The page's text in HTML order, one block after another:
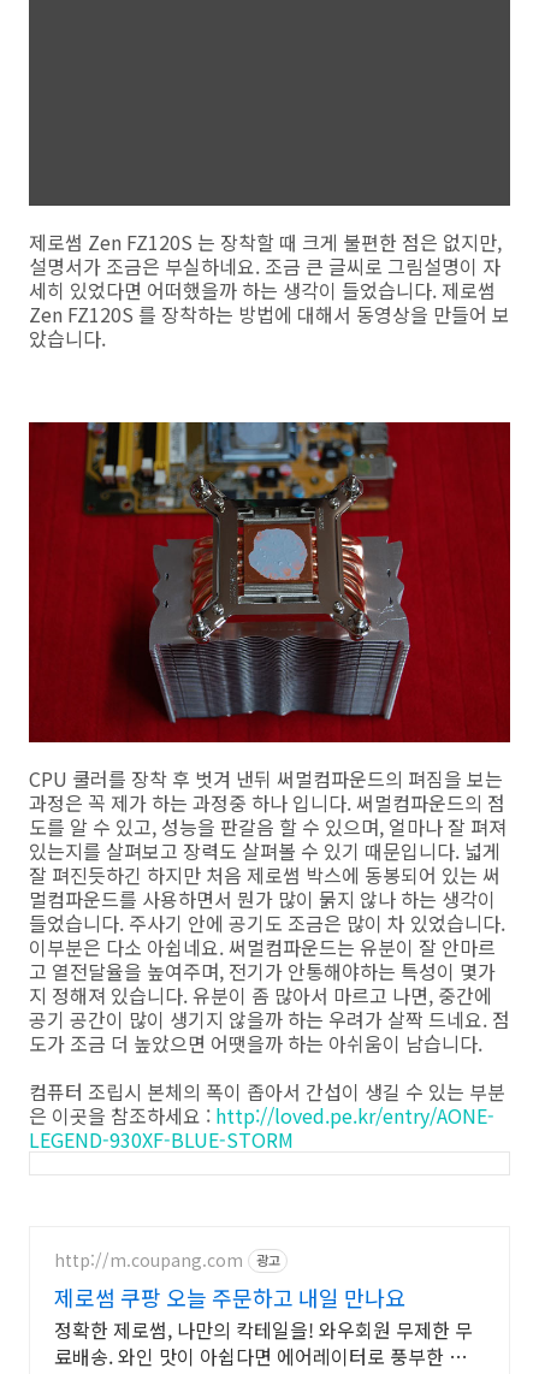
제로썸 Zen FZ120S 는 장착할 때 크게 불편한 점은 없지만,
설명서가 조금은 부실하네요. 조금 큰 글씨로 그림설명이 자
세히 있었다면 어떠했을까 하는 생각이 들었습니다. 제로썸
Zen FZ120S 를 장착하는 방법에 대해서 동영상을 만들어 보
았습니다.
CPU 쿨러를 장착 후 벗겨 낸뒤 써멀컴파운드의 펴짐을 보는
과정은 꼭 제가 하는 과정중 하나 입니다. 써멀컴파운드의 점
도를 알 수 있고, 성능을 판갈음 할 수 있으며, 얼마나 잘 펴져
있는지를 살펴보고 장력도 살펴볼 수 있기 때문입니다. 넓게
잘 펴진듯하긴 하지만 처음 제로썸 박스에 동봉되어 있는 써
멀컴파운드를 사용하면서 뭔가 많이 묽지 않나 하는 생각이
들었습니다. 주사기 안에 공기도 조금은 많이 차 있었습니다.
이부분은 다소 아쉽네요. 써멀컴파운드는 유분이 잘 안마르
고 열전달율을 높여주며, 전기가 안통해야하는 특성이 몇가
지 정해져 있습니다. 유분이 좀 많아서 마르고 나면, 중간에
공기 공간이 많이 생기지 않을까 하는 우려가 살짝 드네요. 점
도가 조금 더 높았으면 어땟을까 하는 아쉬움이 남습니다.
컴퓨터 조립시 본체의 폭이 좁아서 간섭이 생길 수 있는 부분
은 이곳을 참조하세요 : http://loved.pe.kr/entry/AONE-
LEGEND-930XF-BLUE-STORM
http://m.coupang.com 광고
제로썸 쿠팡 오늘 주문하고 내일 만나요
정확한 제로썸, 나만의 칵테일을! 와우회원 무제한 무
료배송. 와인 맛이 아쉽다면 에어레이터로 풍부한 아로